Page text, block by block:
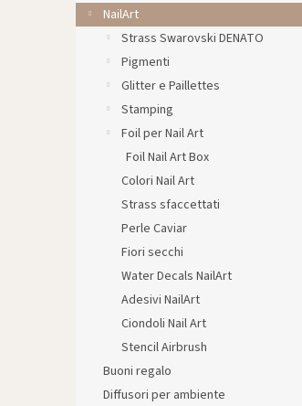
l
e
NailArt
Strass Swarovski DENATO
Pigmenti
Glitter e Paillettes
Stamping
Foil per Nail Art
Foil Nail Art Box
Colori Nail Art
Strass sfaccettati
Perle Caviar
Fiori secchi
Water Decals NailArt
Adesivi NailArt
Ciondoli Nail Art
Stencil Airbrush
Buoni regalo
Diffusori per ambiente